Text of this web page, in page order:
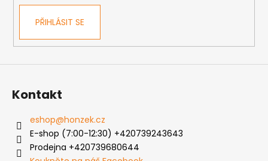
PŘIHLÁSIT SE
Kontakt
eshop@honzek.cz
E-shop (7:00-12:30) +420739243643
Prodejna +420739680644